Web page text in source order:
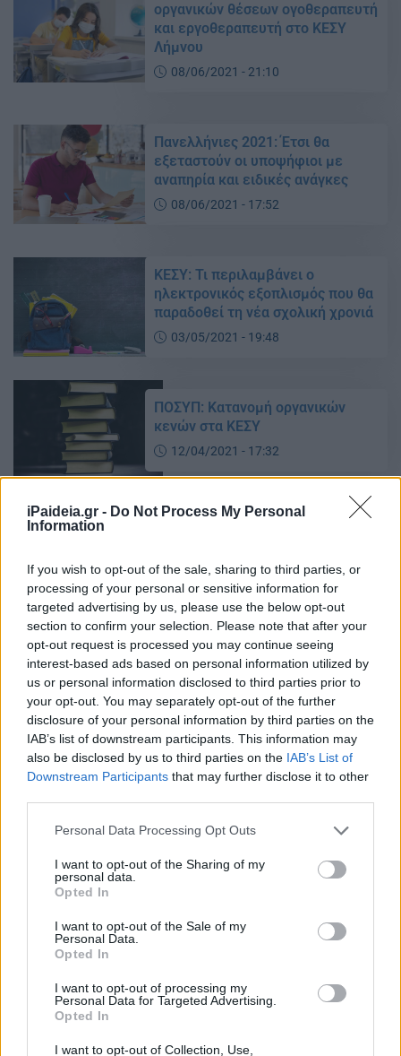
iPaideia.gr - Do Not Process My Personal
Information
If you wish to opt-out of the sale, sharing to third parties, or
processing of your personal or sensitive information for
targeted advertising by us, please use the below opt-out
section to confirm your selection. Please note that after your
opt-out request is processed you may continue seeing
interest-based ads based on personal information utilized by
us or personal information disclosed to third parties prior to
your opt-out. You may separately opt-out of the further
disclosure of your personal information by third parties on the
IAB’s list of downstream participants. This information may
also be disclosed by us to third parties on the IAB’s List of
Downstream Participants that may further disclose it to other
Please note that this website/app uses one or more Google
not limited to your visit or usage behaviour. You may click to
grant or deny consent to Google and its third-party tags to
use your data for below specified purposes in below Google
consent section.
Personal Data Processing Opt Outs
I want to opt-out of the Sharing of my
personal data.
Opted In
I want to opt-out of the Sale of my
Personal Data.
Opted In
I want to opt-out of processing my
Personal Data for Targeted Advertising.
Opted In
I want to opt-out of Collection, Use,
οργανικών θέσεων ογοθεραπευτή
και εργοθεραπευτή στο ΚΕΣΥ
Λήμνου
08/06/2021 - 21:10
Πανελλήνιες 2021: Έτσι θα
εξεταστούν οι υποψήφιοι με
αναπηρία και ειδικές ανάγκες
08/06/2021 - 17:52
ΚΕΣΥ: Τι περιλαμβάνει ο
ηλεκτρονικός εξοπλισμός που θα
παραδοθεί τη νέα σχολική χρονιά
03/05/2021 - 19:48
ΠΟΣΥΠ: Κατανομή οργανικών
κενών στα ΚΕΣΥ
12/04/2021 - 17:32
Ψυχομετρικά εργαλεία ΚΕΣΥ –
09/04/2021 - 19:50
ΕΟΠΠΕΠ: Διαδικτυακή συνάντηση
με στελέχη των ΚΕΣΥ για τις
ανάγκες του επαγγελματικού
προσανατολισμού
07/04/2021 - 22:15
Πανελλήνιες 2021: ΝΕΕΣ
διευκρινίσεις για υποψήφιους
Υπουργείο Παιδείας: Πρόσκληση
για μέλη στα Περιφερειακά
20/12/2020 - 09:30
ΚΕΣΥ Λήμνου: Χριστουγεννιάτικες